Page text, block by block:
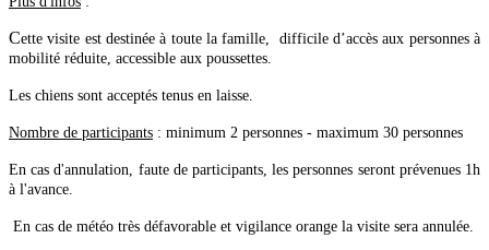
Cette visite est destinée à toute la famille,
difficile d’accès aux personnes à
mobilité réduite, accessible aux poussettes.
Les chiens sont acceptés tenus en laisse.
Nombre de participants : minimum 2 personnes - maximum 30 personnes
En cas d'annulation, faute de participants, les personnes seront prévenues 1h
à l'avance.
En cas de météo très défavorable et vigilance orange la visite sera annulée.